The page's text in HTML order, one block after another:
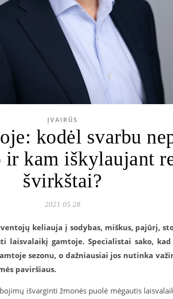
ĮVAIRŪS
kodėl svarbu
ir kam iškylaujant
švirkštai?
2021 05 28
keliauja į sodybas, miškus, pajūrį,
gamtoje. Specialistai sako,
sezonu, o dažniausiai jos nutinka
paviršiaus.
išvarginti žmonės puolė mėgautis